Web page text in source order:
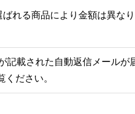
れる商品により金額は異なり
載された自動返信メールが
ださい。